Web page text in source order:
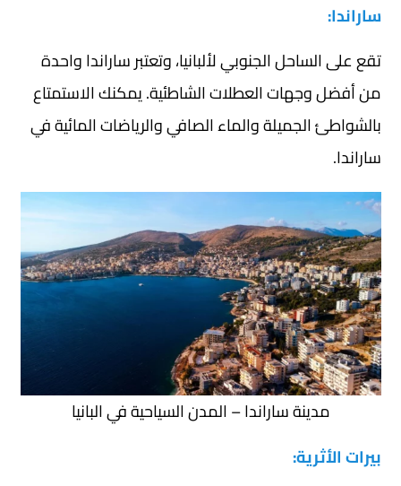
ساراندا:
تقع على الساحل الجنوبي لألبانيا، وتعتبر ساراندا واحدة
من أفضل وجهات العطلات الشاطئية. يمكنك الاستمتاع
بالشواطئ الجميلة والماء الصافي والرياضات المائية في
ساراندا.
مدينة ساراندا – المدن السياحية في البانيا
بيرات الأثرية: